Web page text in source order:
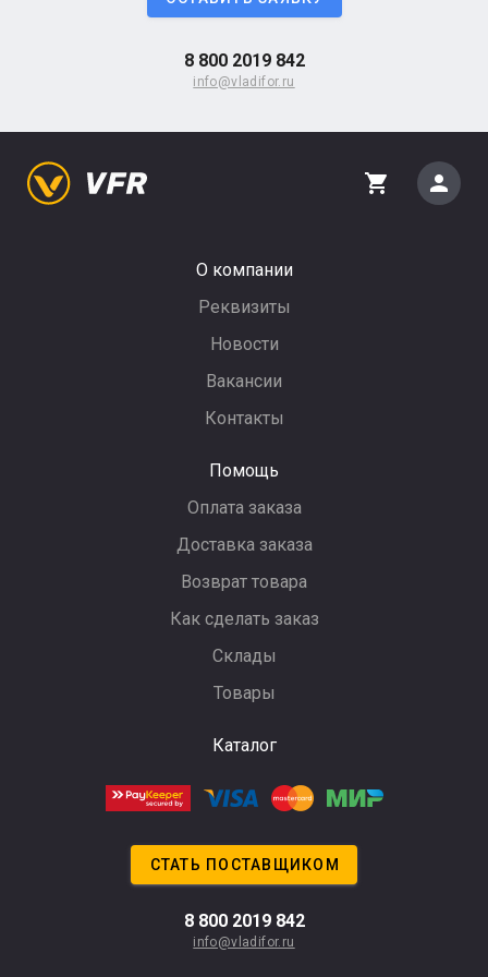
8 800 2019 842
info@vladifor.ru
О компании
Реквизиты
Новости
Вакансии
Контакты
Помощь
Оплата заказа
Доставка заказа
Возврат товара
Как сделать заказ
Склады
Товары
Каталог
shopping_cart person
СТАТЬ ПОСТАВЩИКОМ
8 800 2019 842
info@vladifor.ru